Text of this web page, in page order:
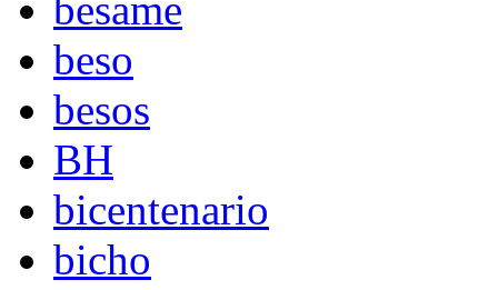
besame
beso
besos
BH
bicentenario
bicho